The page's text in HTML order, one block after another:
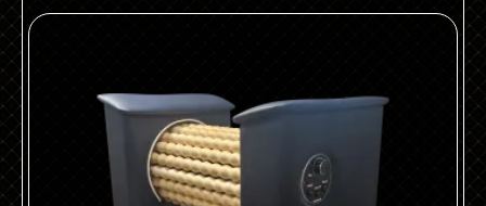
ma
wiele
wariantów.
Opcje